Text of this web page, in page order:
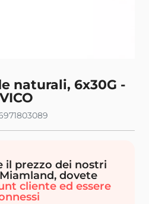
naturali, 6x30G -
VICO
il prezzo dei nostri
dovete
cliente ed essere